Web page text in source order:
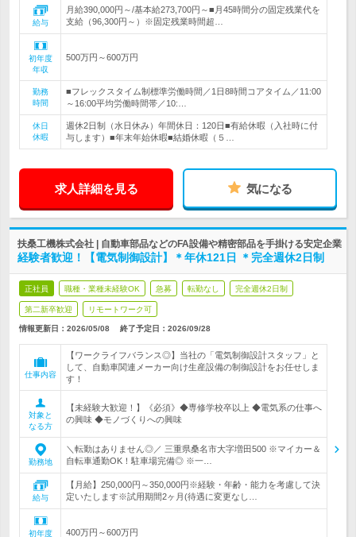
給与
月給390,000円～/基本給273,700円～■月45時間分の固定残業代を
支給（96,300円～）※固定残業時間超…
初年度
年収
500万円～600万円
勤務
時間
■フレックスタイム制標準労働時間／1日8時間コアタイム／11:00
～16:00平均労働時間帯／10:…
休日
休暇
週休2日制（水日休み）年間休日：120日■有給休暇（入社時に付
与します）■年末年始休暇■結婚休暇（５…
求人詳細を見る 気になる
扶桑工機株式会社 | 自動車部品などのFA設備や精密部品を手掛ける安定企業
経験者歓迎！【電気制御設計】＊年休121日 ＊完全週休2日制
正社員 職種・業種未経験OK 急募 転勤なし 完全週休2日制
第二新卒歓迎 リモートワーク可
情報更新日：2026/05/08 終了予定日： 2026/09/28
仕事内容
【ワークライフバランス◎】当社の「電気制御設計スタッフ」と
して、自動車関連メーカー向け生産設備の制御設計をお任せしま
す！
対象と
なる方
【未経験大歓迎！】《必須》◆専修学校卒以上 ◆電気系の仕事へ
の興味 ◆モノづくりへの興味
勤務地
＼転勤はありません◎／ 三重県桑名市大字増田500 ※マイカー＆
自転車通勤OK！駐車場完備◎ ※一…
給与
【月給】250,000円～350,000円※経験・年齢・能力を考慮して決
定いたします※試用期間2ヶ月(待遇に変更なし…
初年度 400万円～600万円